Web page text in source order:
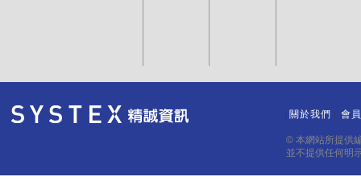
關於我們 會
© 本網站所提供
並不提供任何明